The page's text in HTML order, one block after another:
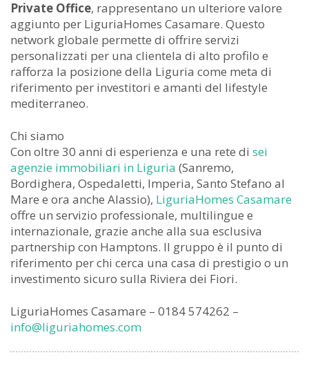
Private Office, rappresentano un ulteriore valore
aggiunto per LiguriaHomes Casamare. Questo
network globale permette di offrire servizi
personalizzati per una clientela di alto profilo e
rafforza la posizione della Liguria come meta di
riferimento per investitori e amanti del lifestyle
mediterraneo.
Chi siamo
Con oltre 30 anni di esperienza e una rete di sei
agenzie immobiliari in Liguria (Sanremo,
Bordighera, Ospedaletti, Imperia, Santo Stefano al
Mare e ora anche Alassio), LiguriaHomes Casamare
offre un servizio professionale, multilingue e
internazionale, grazie anche alla sua esclusiva
partnership con Hamptons. Il gruppo è il punto di
riferimento per chi cerca una casa di prestigio o un
investimento sicuro sulla Riviera dei Fiori.
LiguriaHomes Casamare – 0184 574262 –
info@liguriahomes.com